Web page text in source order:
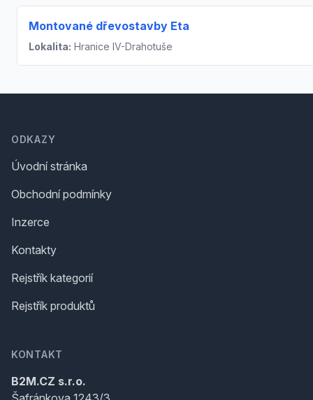
Montované dřevostavby Eta
Lokalita: Hranice IV-Drahotuše
ODKAZY
Úvodní stránka
Obchodní podmínky
Inzerce
Kontakty
Rejstřík kategorií
Rejstřík produktů
KONTAKT
B2M.CZ s.r.o.